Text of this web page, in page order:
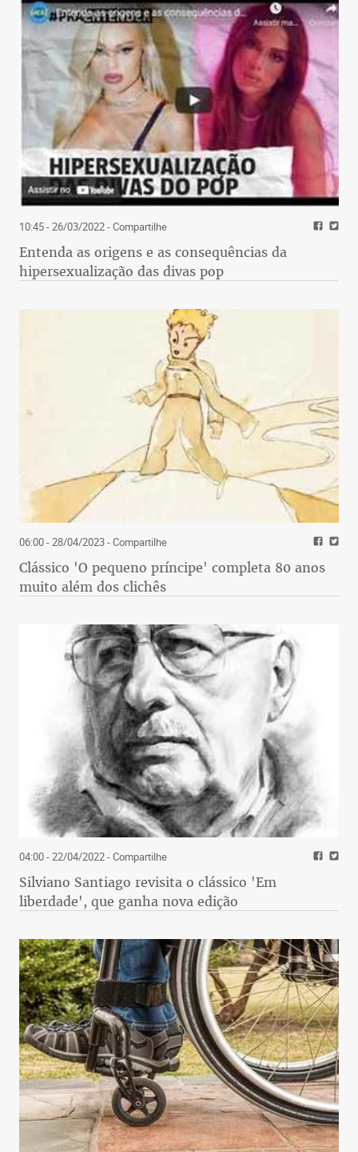
10:45 - 26/03/2022- Compartilhe
Entenda as origens e as consequências da
hipersexualização das divas pop
06:00 - 28/04/2023- Compartilhe
Clássico 'O pequeno príncipe' completa 80 anos
muito além dos clichês
04:00 - 22/04/2022- Compartilhe
Silviano Santiago revisita o clássico 'Em
liberdade', que ganha nova edição